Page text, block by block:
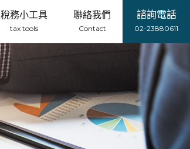
諮詢電話
02-23880611
稅務小工具
tax tools
聯絡我們
Contact